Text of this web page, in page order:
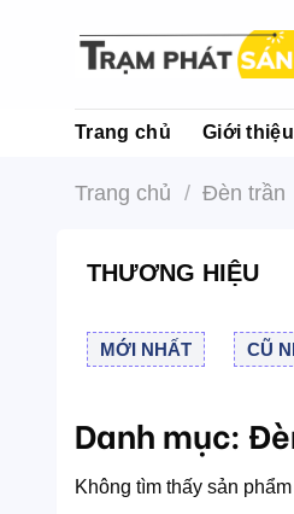
Trang chủ Giới thiệu
Trang chủ / Đèn trần
THƯƠNG HIỆU
MỚI NHẤT CŨ
Danh mục:
Không tìm thấy sản